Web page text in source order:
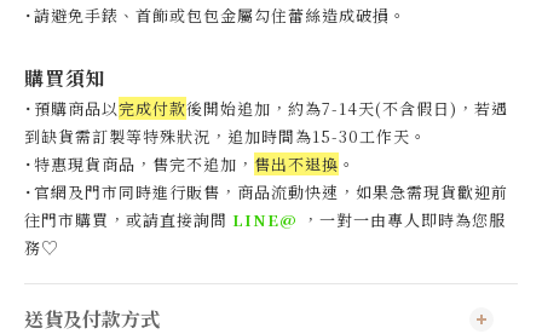
˙請避免手錶、首飾或包包金屬勾住蕾絲造成破損。
購買須知
˙預購商品以完成付款後開始追加，約為7-14天(不含假日)， 若遇
到缺貨需訂製等特殊狀況，追加時間為15-30工作天 。
˙特惠現貨商品，售完不追加， 售出不退換 。
˙官網及門市同時進行販售，商品流動快速，如果急需現貨歡迎前
往門市購買，或請直接詢問 LINE@ ，一對一由專人即時為您服
務♡
送貨及付款方式